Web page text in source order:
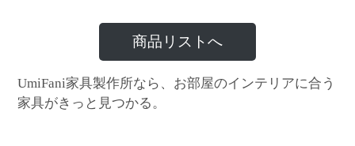
商品リストへ
UmiFani家具製作所なら、お部屋のインテリアに合う
家具がきっと見つかる。